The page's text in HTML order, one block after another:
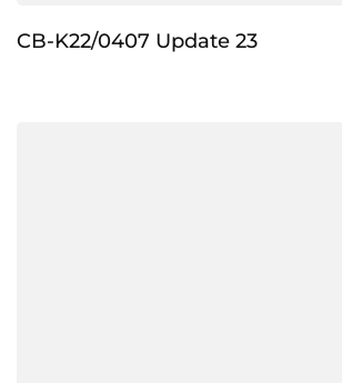
CB-K22/0407 Update 23